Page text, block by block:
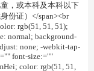
，或本科及本科以下
份证）</span><br
rgb(51, 51, 51);
normal; background-
none; -webkit-tap-
font-size:=""
color: rgb(51, 51,